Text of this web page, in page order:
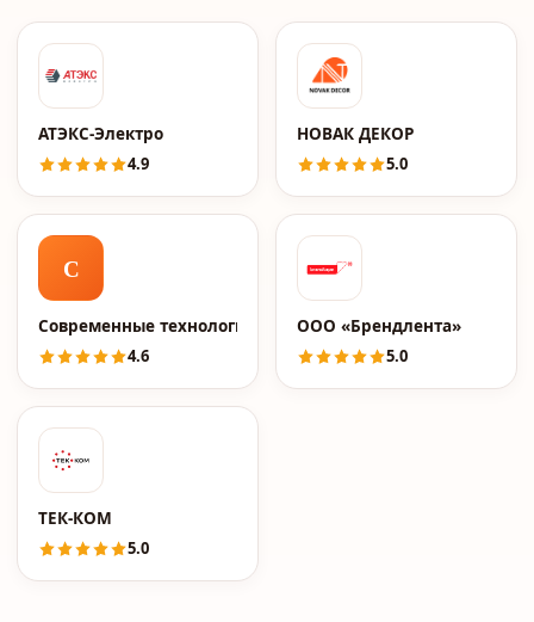
АТЭКС-Электро
4.9
НОВАК ДЕКОР
5.0
С
Современные технологии
4.6
ООО «Брендлента»
5.0
ТЕК-КОМ
5.0